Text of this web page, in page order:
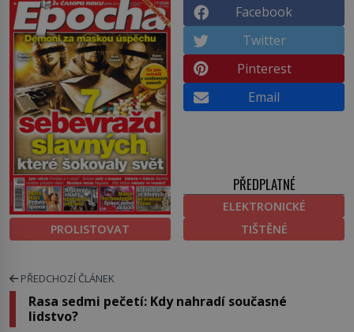
PROLISTOVAT
Facebook
Twitter
Pinterest
Email
PŘEDPLATNÉ
ELEKTRONICKÉ
TIŠTĚNÉ
PŘEDCHOZÍ ČLÁNEK
Rasa sedmi pečetí: Kdy nahradí současné
lidstvo?